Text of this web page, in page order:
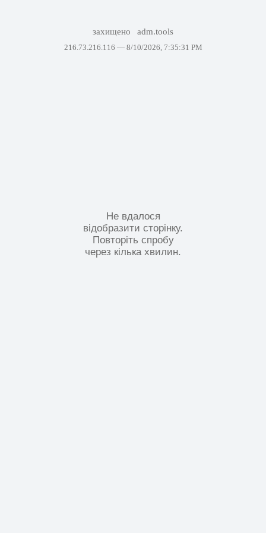
захищено adm.tools
216.73.216.116 — 8/10/2026, 7:35:31 PM
Не вдалося
відобразити сторінку.
Повторіть спробу
через кілька хвилин.